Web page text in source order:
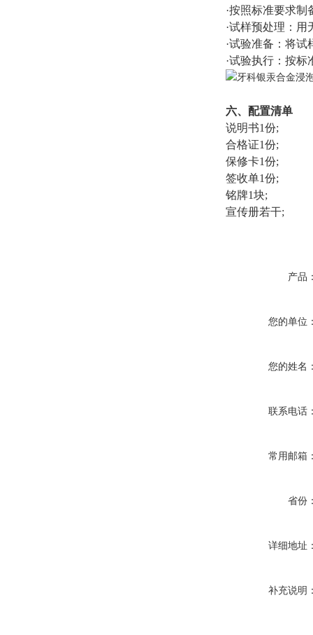
·按照标准要求
·试样预处理：
·试验准备：将
·试验执行：按
六、配置清单
说明书1份;
合格证1份;
保修卡1份;
签收单1份;
铭牌1块;
宣传册若干;
产品
您的单位
您的姓名
联系电话
常用邮箱
省份
详细地址
补充说明